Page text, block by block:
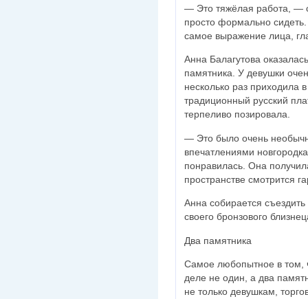
— Это тяжёлая работа, —
просто формально
самое выражение лица,
Анна Балагутова
памятника. У девушки
несколько раз приходила
традиционный русский
терпеливо позировала.
— Это было очень
впечатлениями
понравилась. Она
пространстве смотрится
Анна собирается
своего бронзового
Два памятника
Самое любопытное в том,
деле не один, а два
не только девушкам,